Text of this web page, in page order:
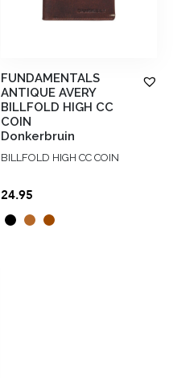
FUNDAMENTALS
ANTIQUE AVERY
BILLFOLD HIGH CC
COIN
Donkerbruin
BILLFOLD HIGH CC COIN
24.95